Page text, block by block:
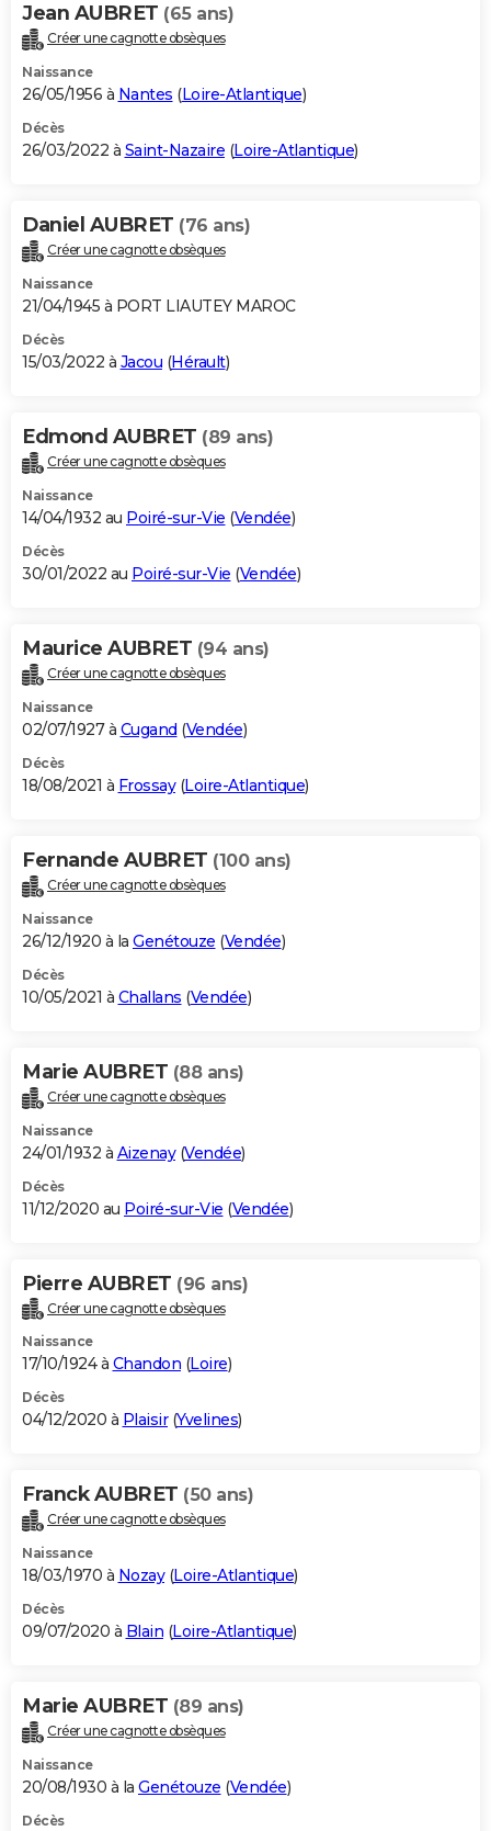
Jean AUBRET (65 ans)
Créer une cagnotte obsèques
Naissance
26/05/1956 à Nantes (Loire-Atlantique)
Décès
26/03/2022 à Saint-Nazaire (Loire-Atlantique)
Daniel AUBRET (76 ans)
Créer une cagnotte obsèques
Naissance
21/04/1945 à PORT LIAUTEY MAROC
Décès
15/03/2022 à Jacou (Hérault)
Edmond AUBRET (89 ans)
Créer une cagnotte obsèques
Naissance
14/04/1932 au Poiré-sur-Vie (Vendée)
Décès
30/01/2022 au Poiré-sur-Vie (Vendée)
Maurice AUBRET (94 ans)
Créer une cagnotte obsèques
Naissance
02/07/1927 à Cugand (Vendée)
Décès
18/08/2021 à Frossay(Loire-Atlantique)
Fernande AUBRET (100 ans)
Créer une cagnotte obsèques
Naissance
26/12/1920 à la Genétouze (Vendée)
Décès
10/05/2021 à Challans (Vendée)
Marie AUBRET (88 ans)
Créer une cagnotte obsèques
Naissance
24/01/1932 à Aizenay(Vendée)
Décès
11/12/2020 au Poiré-sur-Vie (Vendée)
Pierre AUBRET (96 ans)
Créer une cagnotte obsèques
Naissance
17/10/1924 à Chandon (Loire)
Décès
04/12/2020 à Plaisir(Yvelines)
Franck AUBRET (50 ans)
Créer une cagnotte obsèques
Naissance
18/03/1970 à Nozay(Loire-Atlantique)
Décès
09/07/2020 à Blain (Loire-Atlantique)
Marie AUBRET (89 ans)
Créer une cagnotte obsèques
Naissance
20/08/1930 à la Genétouze (Vendée)
Décès